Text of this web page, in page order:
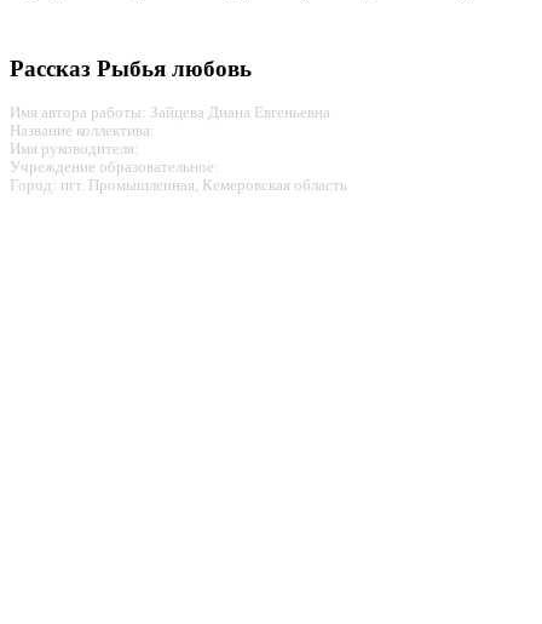
Рассказ Рыбья любовь
Имя автора работы: Зайцева Диана Евгеньевна
Название коллектива:
Имя руководителя:
Учреждение образовательное:
Город: пгт. Промышленная, Кемеровская область